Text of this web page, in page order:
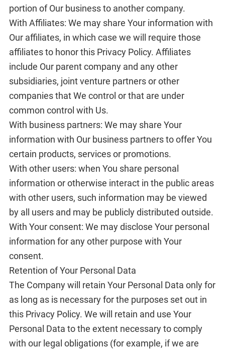
portion of Our business to another company.
With Affiliates: We may share Your information with
Our affiliates, in which case we will require those
affiliates to honor this Privacy Policy. Affiliates
include Our parent company and any other
subsidiaries, joint venture partners or other
companies that We control or that are under
common control with Us.
With business partners: We may share Your
information with Our business partners to offer You
certain products, services or promotions.
With other users: when You share personal
information or otherwise interact in the public areas
with other users, such information may be viewed
by all users and may be publicly distributed outside.
With Your consent: We may disclose Your personal
information for any other purpose with Your
consent.
Retention of Your Personal Data
The Company will retain Your Personal Data only for
as long as is necessary for the purposes set out in
this Privacy Policy. We will retain and use Your
Personal Data to the extent necessary to comply
with our legal obligations (for example, if we are